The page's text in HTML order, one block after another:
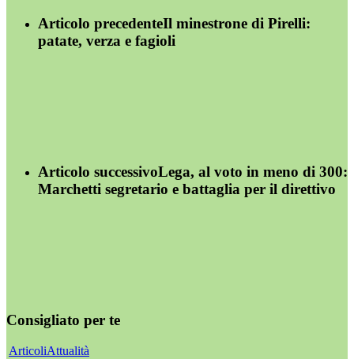
Articolo precedenteIl minestrone di Pirelli:
patate, verza e fagioli
Articolo successivoLega, al voto in meno di 300:
Marchetti segretario e battaglia per il direttivo
Consigliato per te
ArticoliAttualità